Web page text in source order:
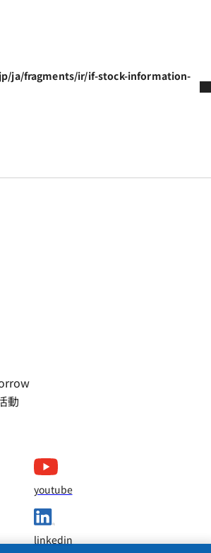
ja/fragments/ir/if-stock-information-
動
youtube
linkedin